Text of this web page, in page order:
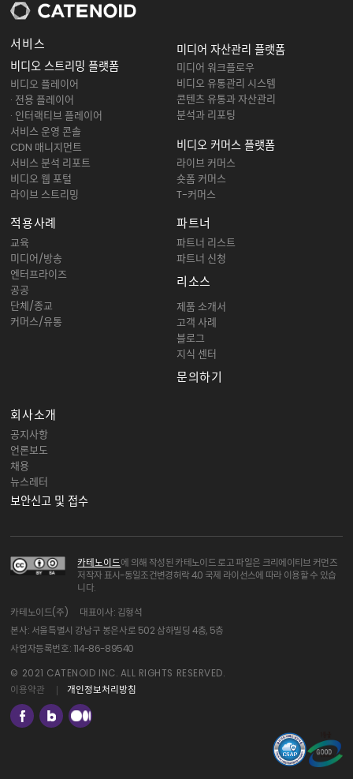
서비스
비디오 스트리밍 플랫폼
비디오 플레이어
· 전용 플레이어
· 인터랙티브 플레이어
서비스 운영 콘솔
CDN 매니지먼트
서비스 분석 리포트
비디오 웹 포털
라이브 스트리밍
미디어 자산관리 플랫폼
미디어 워크플로우
비디오 유통관리 시스템
콘텐츠 유통과 자산관리
분석과 리포팅
비디오 커머스 플랫폼
라이브 커머스
숏폼 커머스
T-커머스
적용사례
교육
미디어/방송
엔터프라이즈
공공
단체/종교
커머스/유통
파트너
파트너 리스트
파트너 신청
리소스
제품 소개서
고객 사례
블로그
지식 센터
문의하기
회사소개
공지사항
언론보도
채용
뉴스레터
보안신고 및 접수
카테노이드에 의해 작성된 카테노이드 로고 파일은 크리에이티브 커먼즈
저작자 표시-동일조건변경허락 4.0 국제 라이선스에 따라 이용할 수 있습
니다.
카테노이드(주)
대표이사: 김형석
본사: 서울특별시 강남구 봉은사로 502 삼하빌딩 4층, 5층
사업자등록번호: 114-86-89540
© 2021 CATENOID INC. ALL RIGHTS RESERVED.
이용약관
개인정보처리방침